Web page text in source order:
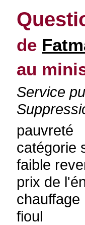
de
au
Service
pauvreté
catégorie
faible
prix de
chauffage
fioul